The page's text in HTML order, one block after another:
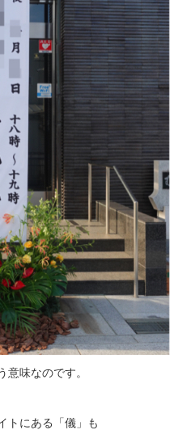
意味なのです。
トにある「儀」も